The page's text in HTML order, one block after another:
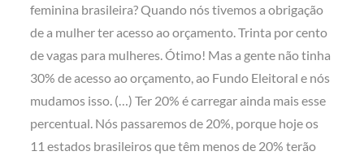
feminina brasileira? Quando nós tivemos a obrigação
de a mulher ter acesso ao orçamento. Trinta por cento
de vagas para mulheres. Ótimo! Mas a gente não tinha
30% de acesso ao orçamento, ao Fundo Eleitoral e nós
mudamos isso. (…) Ter 20% é carregar ainda mais esse
percentual. Nós passaremos de 20%, porque hoje os
11 estados brasileiros que têm menos de 20% terão